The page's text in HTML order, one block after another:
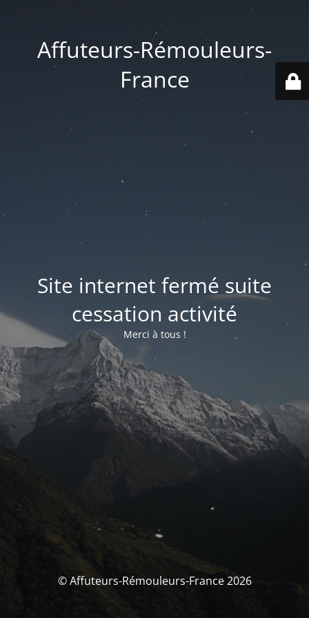
Affuteurs-Rémouleurs-
France
Site internet fermé suite
cessation activité
Merci à tous !
© Affuteurs-Rémouleurs-France 2026